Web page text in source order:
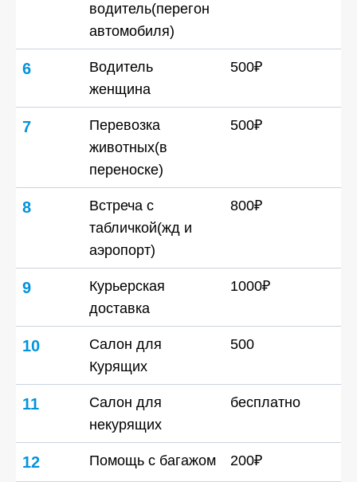
водитель(перегон
автомобиля)
6
Водитель
женщина
500₽
7
Перевозка
животных(в
переноске)
500₽
8
Встреча с
табличкой(жд и
аэропорт)
800₽
9
Курьерская
доставка
1000₽
10
Салон для
Курящих
500
11
Салон для
некурящих
бесплатно
12 Помощь с багажом 200₽